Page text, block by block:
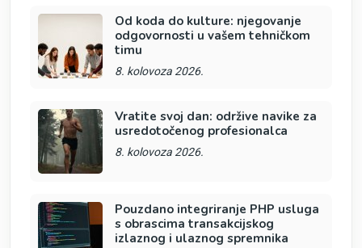
Od koda do kulture: njegovanje
odgovornosti u vašem tehničkom
timu
8. kolovoza 2026.
Vratite svoj dan: održive navike za
usredotočenog profesionalca
8. kolovoza 2026.
Pouzdano integriranje PHP usluga
s obrascima transakcijskog
izlaznog i ulaznog spremnika